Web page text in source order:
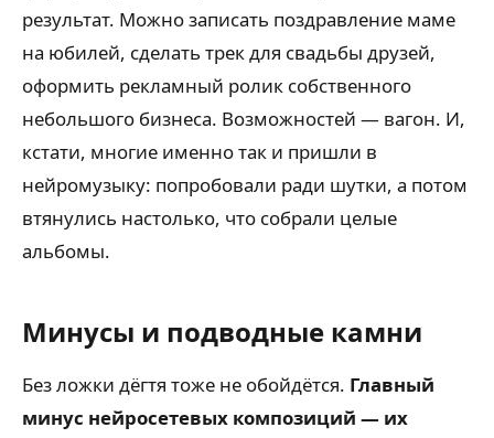
результат. Можно записать поздравление маме
на юбилей, сделать трек для свадьбы друзей,
оформить рекламный ролик собственного
небольшого бизнеса. Возможностей — вагон. И,
кстати, многие именно так и пришли в
нейромузыку: попробовали ради шутки, а потом
втянулись настолько, что собрали целые
альбомы.
Минусы и подводные камни
Без ложки дёгтя тоже не обойдётся. Главный
минус нейросетевых композиций — их